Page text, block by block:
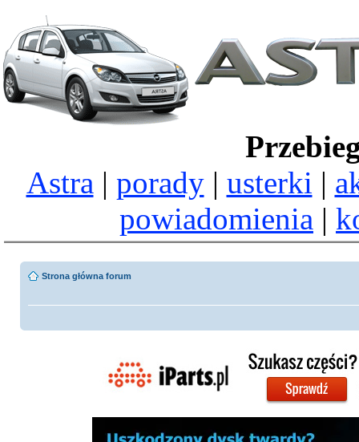
Astra | porady| usterki |
powiadomienia |
Strona główna forum